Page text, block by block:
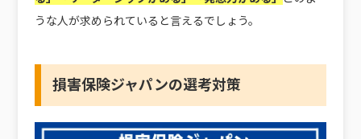
うな人が求められていると言えるでしょう。
損害保険ジャパンの選考対策